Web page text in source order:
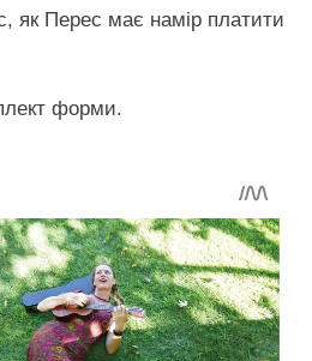
як Перес має намір платити
форми.